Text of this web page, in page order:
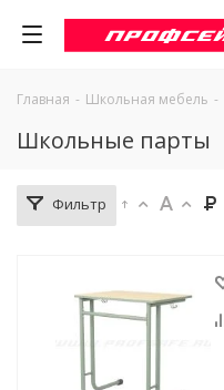
Главная - Школьная мебель -
Школьные парты
Фильтр